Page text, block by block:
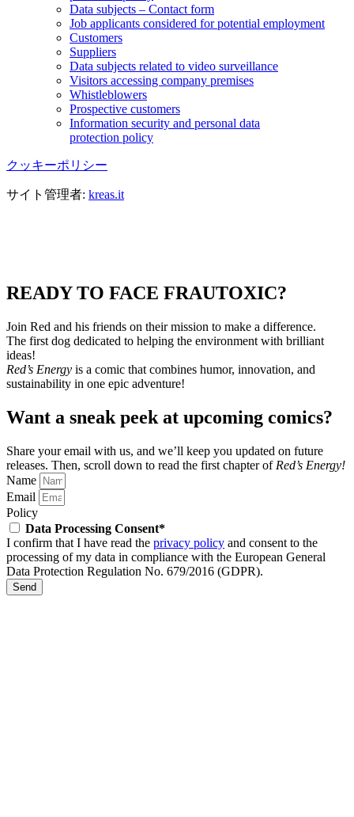
Data subjects – Contact form
Job applicants considered for potential employment
Customers
Suppliers
Data subjects related to video surveillance
Visitors accessing company premises
Whistleblowers
Prospective customers
Information security and personal data
protection policy
クッキーポリシー
サイト管理者: kreas.it
READY TO FACE FRAUTOXIC?
Join Red and his friends on their mission to make a difference.
The first dog dedicated to helping the environment with brilliant
ideas!
Red’s Energy is a comic that combines humor, innovation, and
sustainability in one epic adventure!
Want a sneak peek at upcoming comics?
Share your email with us, and we’ll keep you updated on future
releases. Then, scroll down to read the first chapter of Red’s Energy!
Name
Email
Policy
Data Processing Consent*
I confirm that I have read the privacy policy and consent to the
processing of my data in compliance with the European General
Data Protection Regulation No. 679/2016 (GDPR).
Send